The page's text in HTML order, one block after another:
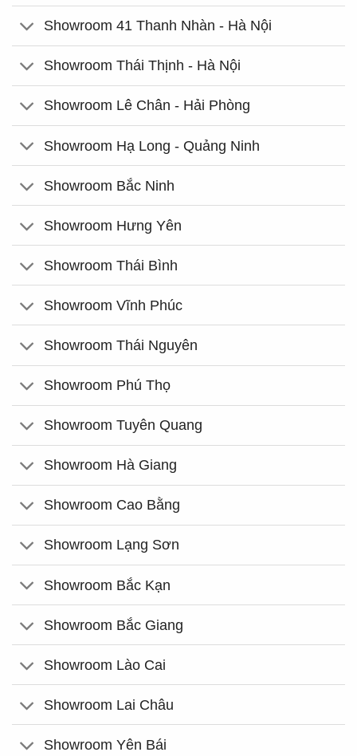
Showroom 41 Thanh Nhàn - Hà Nội
Showroom Thái Thịnh - Hà Nội
Showroom Lê Chân - Hải Phòng
Showroom Hạ Long - Quảng Ninh
Showroom Bắc Ninh
Showroom Hưng Yên
Showroom Thái Bình
Showroom Vĩnh Phúc
Showroom Thái Nguyên
Showroom Phú Thọ
Showroom Tuyên Quang
Showroom Hà Giang
Showroom Cao Bằng
Showroom Lạng Sơn
Showroom Bắc Kạn
Showroom Bắc Giang
Showroom Lào Cai
Showroom Lai Châu
Showroom Yên Bái